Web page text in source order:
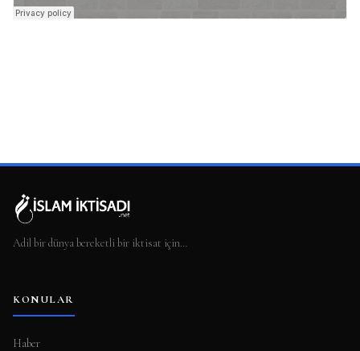
Adil bir dünya bereketli bir iktisat için…
KONULAR
Haber